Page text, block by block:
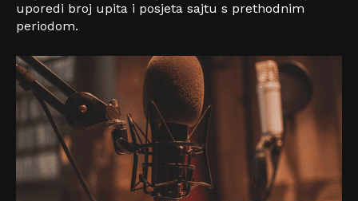
uporedi broj upita i posjeta sajtu s prethodnim
periodom.